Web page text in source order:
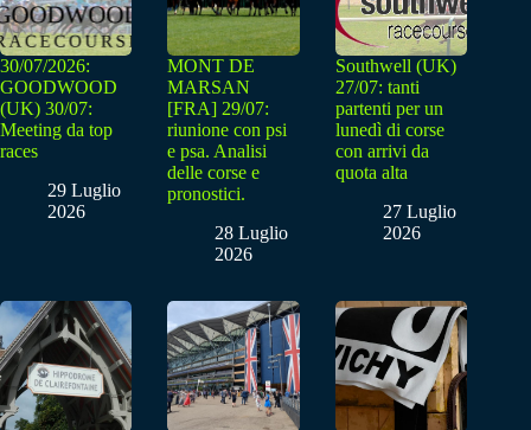
30/07/2026:
GOODWOOD
(UK) 30/07:
Meeting da top
races
29 Luglio
2026
MONT DE
MARSAN
[FRA] 29/07:
riunione con psi
e psa. Analisi
delle corse e
pronostici.
28 Luglio
2026
Southwell (UK)
27/07: tanti
partenti per un
lunedì di corse
con arrivi da
quota alta
27 Luglio
2026